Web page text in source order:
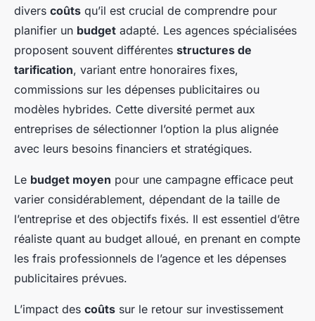
divers coûts qu’il est crucial de comprendre pour
planifier un budget adapté. Les agences spécialisées
proposent souvent différentes structures de
tarification, variant entre honoraires fixes,
commissions sur les dépenses publicitaires ou
modèles hybrides. Cette diversité permet aux
entreprises de sélectionner l’option la plus alignée
avec leurs besoins financiers et stratégiques.
Le budget moyen pour une campagne efficace peut
varier considérablement, dépendant de la taille de
l’entreprise et des objectifs fixés. Il est essentiel d’être
réaliste quant au budget alloué, en prenant en compte
les frais professionnels de l’agence et les dépenses
publicitaires prévues.
L’impact des coûts sur le retour sur investissement